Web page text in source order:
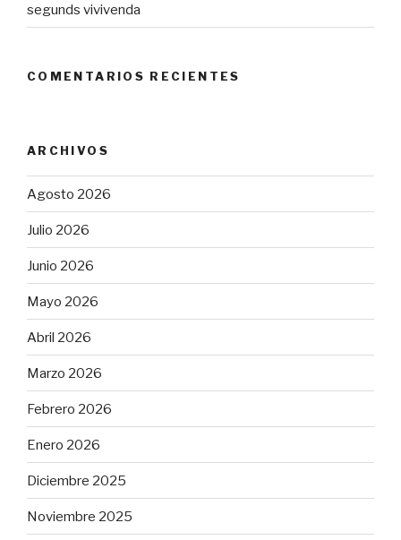
segunds vivivenda
COMENTARIOS RECIENTES
ARCHIVOS
Agosto 2026
Julio 2026
Junio 2026
Mayo 2026
Abril 2026
Marzo 2026
Febrero 2026
Enero 2026
Diciembre 2025
Noviembre 2025